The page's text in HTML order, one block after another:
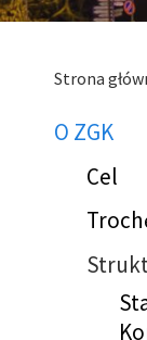
Strona
O ZGK
Cel